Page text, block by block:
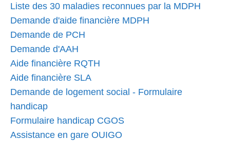
Liste des 30 maladies reconnues par la MDPH
Demande d'aide financière MDPH
Demande de PCH
Demande d'AAH
Aide financière RQTH
Aide financière SLA
Demande de logement social - Formulaire
handicap
Formulaire handicap CGOS
Assistance en gare OUIGO